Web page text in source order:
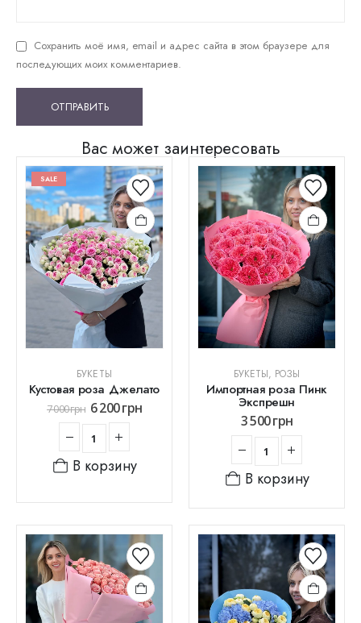
Сохранить моё имя, email и адрес сайта в этом браузере для
последующих моих комментариев.
Вас может заинтересовать
SALE
БУКЕТЫ
Кустовая роза Джелато
7 000грн 6 200грн
В корзину
БУКЕТЫ, РОЗЫ
Импортная роза Пинк
Экспрешн
3 500грн
В корзину